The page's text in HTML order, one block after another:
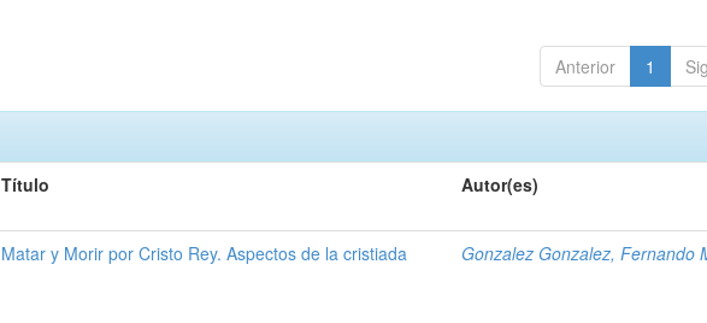
Anterior 1
Título Autor(es)
Matar y Morir por Cristo Rey. Aspectos de la cristiada Gonzalez Gonzalez, Fernando